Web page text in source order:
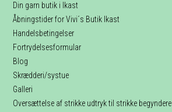
Din garn butik i Ikast
Åbningstider for Vivi´s Butik Ikast
Handelsbetingelser
Fortrydelsesformular
Blog
Skrædderi/systue
Galleri
Oversættelse af strikke udtryk til strikke begyndere